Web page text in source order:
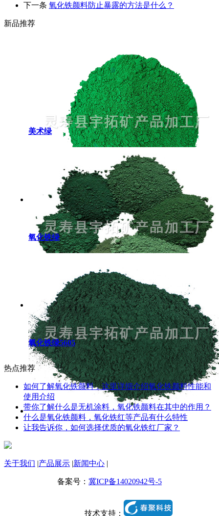
下一条 氧化铁颜料防止暴露的方法是什么？
新品推荐
美术绿
氧化铁绿
氧化铁绿5605
热点推荐
如何了解氧化铁颜料，这里详细介绍氧化铁颜料性能和
使用介绍
带你了解什么是无机涂料，氧化铁颜料在其中的作用？
什么是氧化铁颜料，氧化铁红等产品有什么特性
让我告诉你，如何选择优质的氧化铁红厂家？
关于我们 产品展示 新闻中心
备案号： 冀ICP备14020942号-5
技术支持：